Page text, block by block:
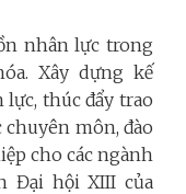
nhân lực trong
Xây dựng kế
thúc đẩy trao
môn, đào
cho các ngành
Đại hội XIII của